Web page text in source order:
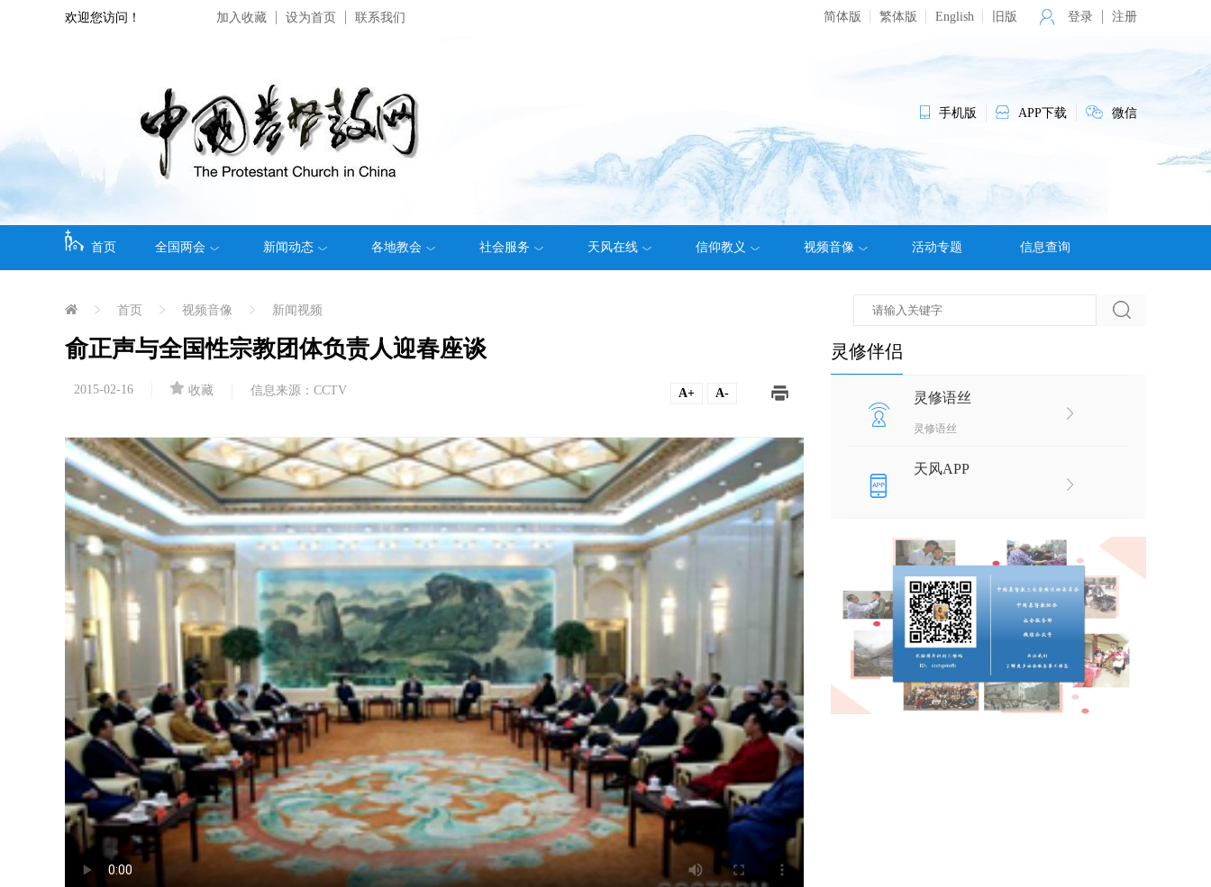
欢迎您访问！ 加入收藏 设为首页 联系我们 简体版 繁体版 English 旧版 登录 注册
手机版 APP下载 微信
首页 全国两会 新闻动态 各地教会 社会服务 天风在线 信仰教义 视频音像 活动专题 信息查询
首页 视频音像 新闻视频
俞正声与全国性宗教团体负责人迎春座谈
2015-02-16 收藏 信息来源：CCTV A+ A-
灵修伴侣
灵修语丝
灵修语丝
天风APP